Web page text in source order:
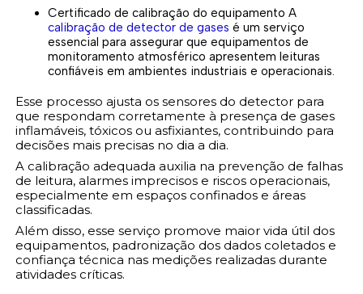
Certificado de calibração do equipamento A
calibração de detector de gases é um serviço
essencial para assegurar que equipamentos de
monitoramento atmosférico apresentem leituras
confiáveis em ambientes industriais e operacionais.
Esse processo ajusta os sensores do detector para
que respondam corretamente à presença de gases
inflamáveis, tóxicos ou asfixiantes, contribuindo para
decisões mais precisas no dia a dia.
A calibração adequada auxilia na prevenção de falhas
de leitura, alarmes imprecisos e riscos operacionais,
especialmente em espaços confinados e áreas
classificadas.
Além disso, esse serviço promove maior vida útil dos
equipamentos, padronização dos dados coletados e
confiança técnica nas medições realizadas durante
atividades críticas.